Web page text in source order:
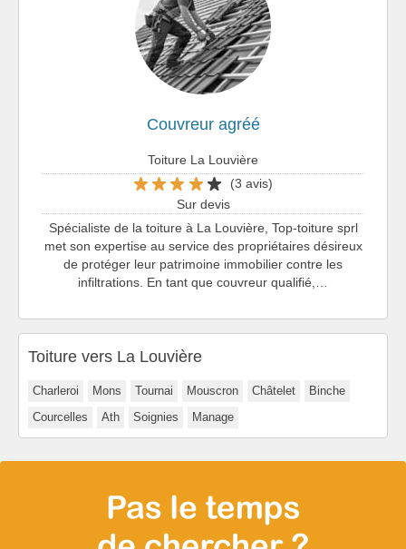
Couvreur agréé
Toiture La Louvière
(3 avis)
Sur devis
Spécialiste de la toiture à La Louvière, Top-toiture sprl
met son expertise au service des propriétaires désireux
de protéger leur patrimoine immobilier contre les
infiltrations. En tant que couvreur qualifié,…
Toiture vers La Louvière
Charleroi Mons Tournai Mouscron Châtelet
Binche
Courcelles
Ath Soignies Manage